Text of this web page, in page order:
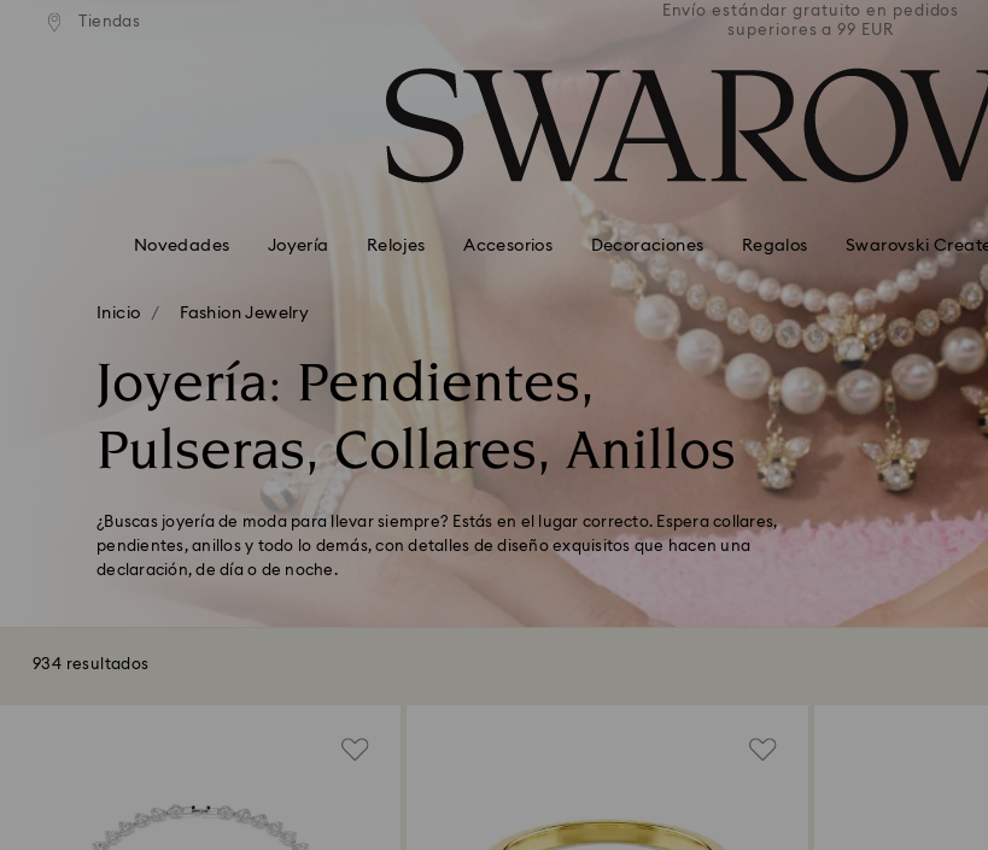
Accesskeys list
Tiendas
gratuito en pedidos
superiores a 99 EUR
Envío estándar gratuito en pedidos
superiores a 99 EUR
Novedades Joyería Relojes Accesorios Decoraciones Regalos Swarovski
Inicio Fashion Jewelry
Joyería: Pendientes,
Pulseras, Collares, Anillos
¿Buscas joyería de moda para llevar siempre? Estás en el lugar correcto. Espera collares,
pendientes, anillos y todo lo demás, con detalles de diseño exquisitos que hacen una
declaración, de día o de noche.
934 resultados